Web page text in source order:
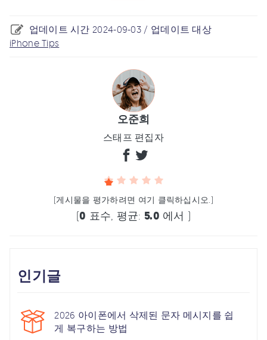
업데이트 시간 2024-09-03 / 업데이트 대상
iPhone Tips
오준희
스태프 편집자
(게시물을 평가하려면 여기 클릭하십시오.)
(0 표수, 평균: 5.0 에서 )
인기글
2026 아이폰에서 삭제된 문자 메시지를 쉽
게 복구하는 방법